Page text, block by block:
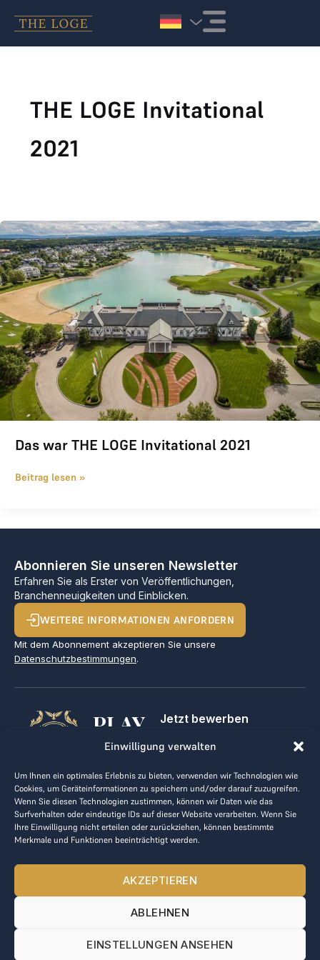
Einwilligung verwalten
Um Ihnen ein optimales Erlebnis zu bieten, verwenden wir Technologien wie
Cookies, um Geräteinformationen zu speichern und/oder darauf zuzugreifen.
Wenn Sie diesen Technologien zustimmen, können wir Daten wie das
Surfverhalten oder eindeutige IDs auf dieser Website verarbeiten. Wenn Sie
Ihre Einwilligung nicht erteilen oder zurückziehen, können bestimmte
Merkmale und Funktionen beeinträchtigt werden.
AKZEPTIEREN
ABLEHNEN
EINSTELLUNGEN ANSEHEN
THE LOGE Invitational
2021
Das war THE LOGE Invitational 2021
Das war THE LOGE Invitational 2021
Beitrag lesen »
Abonnieren Sie unseren Newsletter
Erfahren Sie als Erster von Veröffentlichungen,
Branchenneuigkeiten und Einblicken.
WEITERE INFORMATIONEN ANFORDERN
Mit dem Abonnement akzeptieren Sie unsere
Datenschutzbestimmungen.
PLAY
GOLF,
MAKE
BUSINESS
Jetzt bewerben
Kontakt
AGB
Datenrichtlinie
kontakt@the-loge.com
Unser freundliches Team hilft Ihnen gerne weiter.
Mo-Fr von 8:00 bis 17:00 Uhr.
© 2025 The LOGE. Alle Rechte vorbehalten.